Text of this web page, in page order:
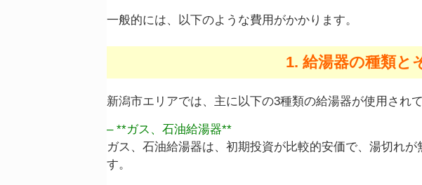
一般的には、以下のような費用がかかります。
1. 給湯器の種類と
新潟市エリアでは、主に以下の3種類の給湯器が使用されて
– **ガス、石油給湯器**
ガス、石油給湯器は、初期投資が比較的安価で、湯切れ
す。